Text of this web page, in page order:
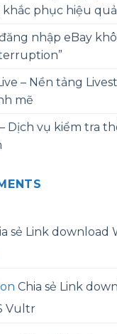
khắc phục hiệu quả
nhập eBay
– Nền tảng
mẽ
Dịch vụ kiểm tra
sẻ Link download
on Chia sẻ Link
Vultr